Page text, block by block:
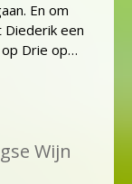
En om
een
Drie op…
Wijn